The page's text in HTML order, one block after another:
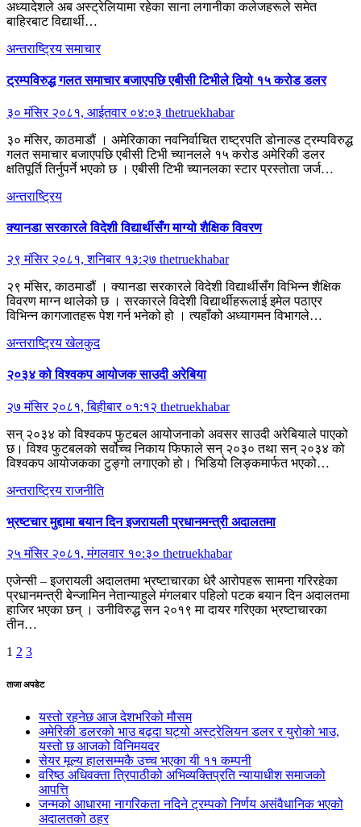
अध्यादेशले अब अस्ट्रेलियामा रहेका साना लगानीका कलेजहरूले समेत
बाहिरबाट विद्यार्थी…
अन्तराष्ट्रियसमाचार
ट्रम्पविरुद्ध गलत समाचार बजाएपछि एबीसी टिभीले तिर्‍यो १५ करोड डलर
३० मंसिर २०८१, आईतवार ०४:०३ thetruekhabar
३० मंसिर, काठमाडौं । अमेरिकाका नवनिर्वाचित राष्ट्रपति डोनाल्ड ट्रम्पविरुद्ध
गलत समाचार बजाएपछि एबीसी टिभी च्यानलले १५ करोड अमेरिकी डलर
क्षतिपूर्ति तिर्नुपर्ने भएको छ । एबीसी टिभी च्यानलका स्टार प्रस्तोता जर्ज…
अन्तराष्ट्रिय
क्यानडा सरकारले विदेशी विद्यार्थीसँग माग्यो शैक्षिक विवरण
२९ मंसिर २०८१, शनिबार १३:२७ thetruekhabar
२९ मंसिर, काठमाडौं । क्यानडा सरकारले विदेशी विद्यार्थीसँग विभिन्न शैक्षिक
विवरण माग्न थालेको छ । सरकारले विदेशी विद्यार्थीहरूलाई इमेल पठाएर
विभिन्न कागजातहरू पेश गर्न भनेको हो । त्यहाँको अध्यागमन विभागले…
अन्तराष्ट्रियखेलकुद
२०३४ को विश्वकप आयोजक साउदी अरेबिया
२७ मंसिर २०८१, बिहीबार ०१:१२ thetruekhabar
सन् २०३४ को विश्वकप फुटबल आयोजनाको अवसर साउदी अरेबियाले पाएको
छ। विश्व फुटबलको सर्वोच्च निकाय फिफाले सन् २०३० तथा सन् २०३४ को
विश्वकप आयोजकका टुङ्गो लगाएको हो। भिडियो लिङ्कमार्फत भएको…
अन्तराष्ट्रियराजनीति
भ्रष्टचार मुद्दामा बयान दिन इजरायली प्रधानमन्त्री अदालतमा
२५ मंसिर २०८१, मंगलवार १०:३० thetruekhabar
एजेन्सी – इजरायली अदालतमा भ्रष्टाचारका धेरै आरोपहरू सामना गरिरहेका
प्रधानमन्त्री बेन्जामिन नेतान्याहुले मंगलबार पहिलो पटक बयान दिन अदालतमा
हाजिर भएका छन् । उनीविरुद्ध सन २०१९ मा दायर गरिएका भ्रष्टाचारका
तीन…
Posts
pagination
1 2 3
ताजा अपडेट
यस्तो रहनेछ आज देशभरिको मौसम
अमेरिकी डलरको भाउ बढ्दा घट्यो अस्ट्रेलियन डलर र युरोको भाउ,
यस्तो छ आजको विनिमयदर
सेयर मूल्य हालसम्मकै उच्च भएका यी ११ कम्पनी
वरिष्ठ अधिवक्ता त्रिपाठीको अभिव्यक्तिप्रति न्यायाधीश समाजको
आपत्ति
जन्मको आधारमा नागरिकता नदिने ट्रम्पको निर्णय असंवैधानिक भएको
अदालतको ठहर